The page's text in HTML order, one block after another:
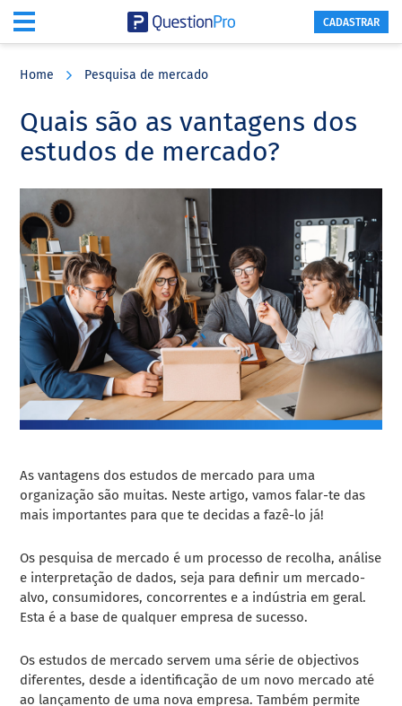
content
sidebar
CADASTRAR
Home Pesquisa de mercado
Quais são as vantagens dos
estudos de mercado?
As vantagens dos estudos de mercado para uma
organização são muitas. Neste artigo, vamos falar-te das
mais importantes para que te decidas a fazê-lo já!
Os pesquisa de mercado é um processo de recolha, análise
e interpretação de dados, seja para definir um mercado-
alvo, consumidores, concorrentes e a indústria em geral.
Esta é a base de qualquer empresa de sucesso.
Os estudos de mercado servem uma série de objectivos
diferentes, desde a identificação de um novo mercado até
ao lançamento de uma nova empresa. Também permite